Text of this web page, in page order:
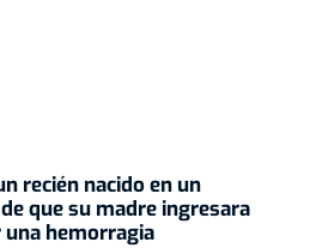
recién nacido en un
que su madre ingresara
hemorragia